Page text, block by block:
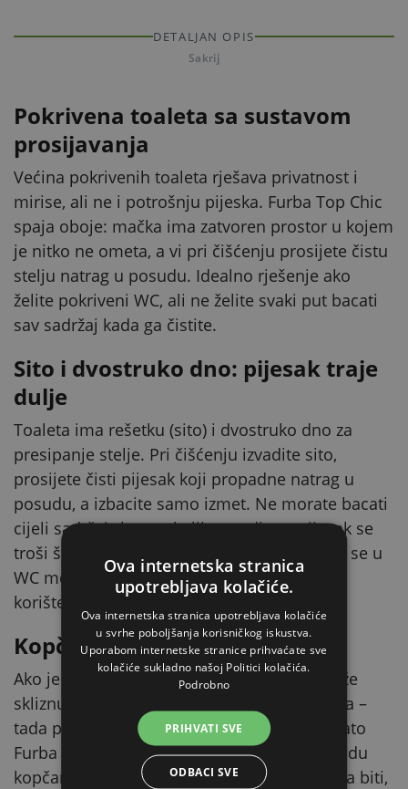
DETALJAN OPIS
Sakrij
Pokrivena toaleta sa sustavom
prosijavanja
Većina pokrivenih toaleta rješava privatnost i
mirise, ali ne i potrošnju pijeska. Furba Top Chic
spaja oboje: mačka ima zatvoren prostor u kojem
je nitko ne ometa, a vi pri čišćenju prosijete čistu
stelju natrag u posudu. Idealno rješenje ako
želite pokriveni WC, ali ne želite svaki put bacati
sav sadržaj kada ga čistite.
Sito i dvostruko dno: pijesak traje
dulje
Toaleta ima rešetku (sito) i dvostruko dno za
presipanje stelje. Pri čišćenju izvadite sito,
prosijete čisti pijesak koji propadne natrag u
posudu, a izbacite samo izmet. Ne morate bacati
cijeli sadržaj zbog nekoliko grudica – pijesak se
troši štedljivo, što čuva i novac i okoliš. Sito se u
WC može pričvrstiti kopčama, pa se tijekom
korištenja ne pomiče.
Kopče koje drže sito na mjestu
Ako je sito samo položeno, pri kopanju može
skliznuti u stranu i pijesak završi ispod njega –
tada prosijavanje više ne radi kako treba. Zato
Furba omogućuje pričvršćivanje sita u posudu
kopčama. Tako ostaje točno tamo gdje treba biti,
Ova internetska stranica
upotrebljava kolačiće.
Ova internetska stranica upotrebljava kolačiće
u svrhe poboljšanja korisničkog iskustva.
Uporabom internetske stranice prihvaćate sve
kolačiće sukladno našoj Politici kolačića.
Podrobno
PRIHVATI SVE
ODBACI SVE